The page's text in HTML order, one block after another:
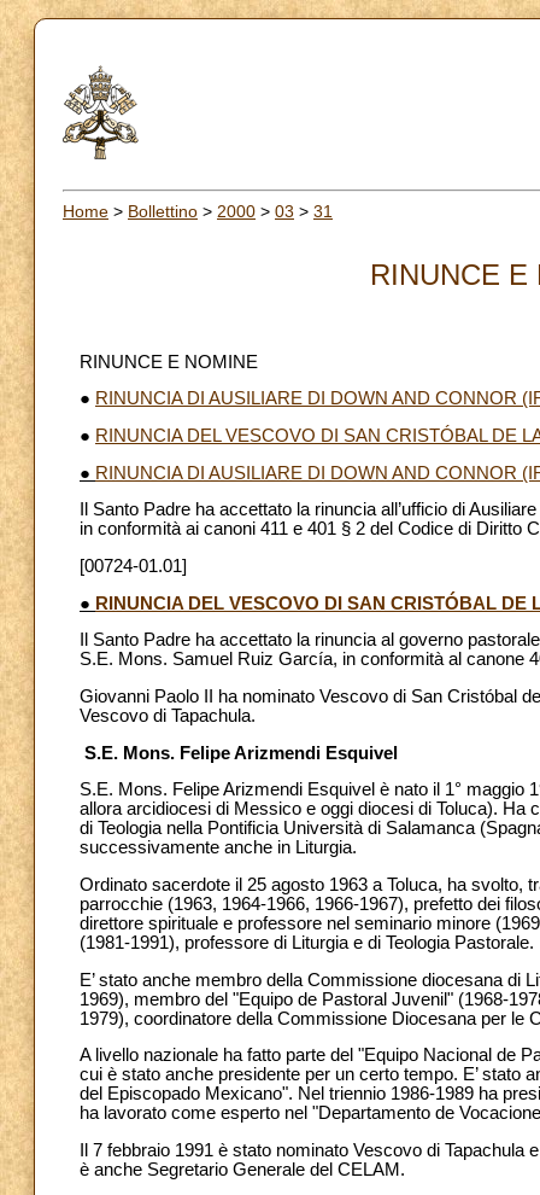
Home > Bollettino > 2000 > 03 > 31
RINUNCE E
RINUNCE E NOMINE
● RINUNCIA DI AUSILIARE DI DOWN AND CONNOR
● RINUNCIA DEL VESCOVO DI SAN CRISTÓBAL DE
● RINUNCIA DI AUSILIARE DI DOWN AND CONNOR
Il Santo Padre ha accettato la rinuncia all’ufficio di
in conformità ai canoni 411 e 401 § 2 del Codice di Diritto
[00724-01.01]
● RINUNCIA DEL VESCOVO DI SAN CRISTÓBAL
Il Santo Padre ha accettato la rinuncia al governo
S.E. Mons. Samuel Ruiz García, in conformità al canone
Giovanni Paolo II ha nominato Vescovo di San Cristóbal
Vescovo di Tapachula.
S.E. Mons. Felipe Arizmendi Esquivel
S.E. Mons. Felipe Arizmendi Esquivel è nato il 1°
allora arcidiocesi di Messico e oggi diocesi di Toluca). Ha
di Teologia nella Pontificia Università di Salamanca
successivamente anche in Liturgia.
Ordinato sacerdote il 25 agosto 1963 a Toluca, ha svolto,
parrocchie (1963, 1964-1966, 1966-1967), prefetto dei
direttore spirituale e professore nel seminario minore
(1981-1991), professore di Liturgia e di Teologia Pastorale.
E’ stato anche membro della Commissione diocesana di
1969), membro del "Equipo de Pastoral Juvenil" (1968-
1979), coordinatore della Commissione Diocesana per le
A livello nazionale ha fatto parte del "Equipo Nacional de
cui è stato anche presidente per un certo tempo. E’ stato
del Episcopado Mexicano". Nel triennio 1986-1989 ha
ha lavorato come esperto nel "Departamento de
Il 7 febbraio 1991 è stato nominato Vescovo di
è anche Segretario Generale del CELAM.